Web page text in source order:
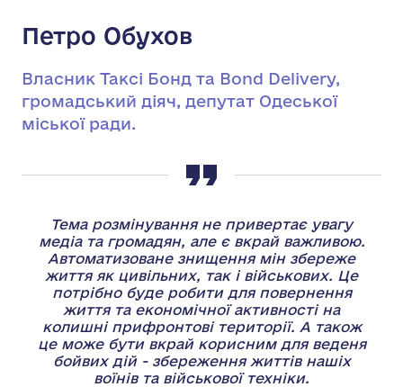
Петро Обухов
Власник Таксі Бонд та Bond Delivery,
громадський діяч, депутат Одеської
міської ради.
Тема розмінування не привертає увагу
медіа та громадян, але є вкрай важливою.
Автоматизоване знищення мін збереже
життя як цивільних, так і військових. Це
потрібно буде робити для повернення
життя та економічної активності на
колишні прифронтові території. А також
це може бути вкрай корисним для веденя
бойвих дій - збереження життів нашіх
воїнів та військової техніки.